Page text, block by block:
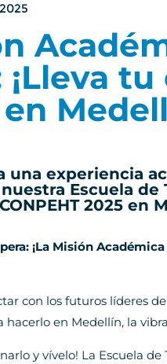
¡Lleva
una experiencia
Escuela de
2025 en
¡La Misión
con los futuros líderes
hacerlo en Medellín, la
y vívelo! La Escuela